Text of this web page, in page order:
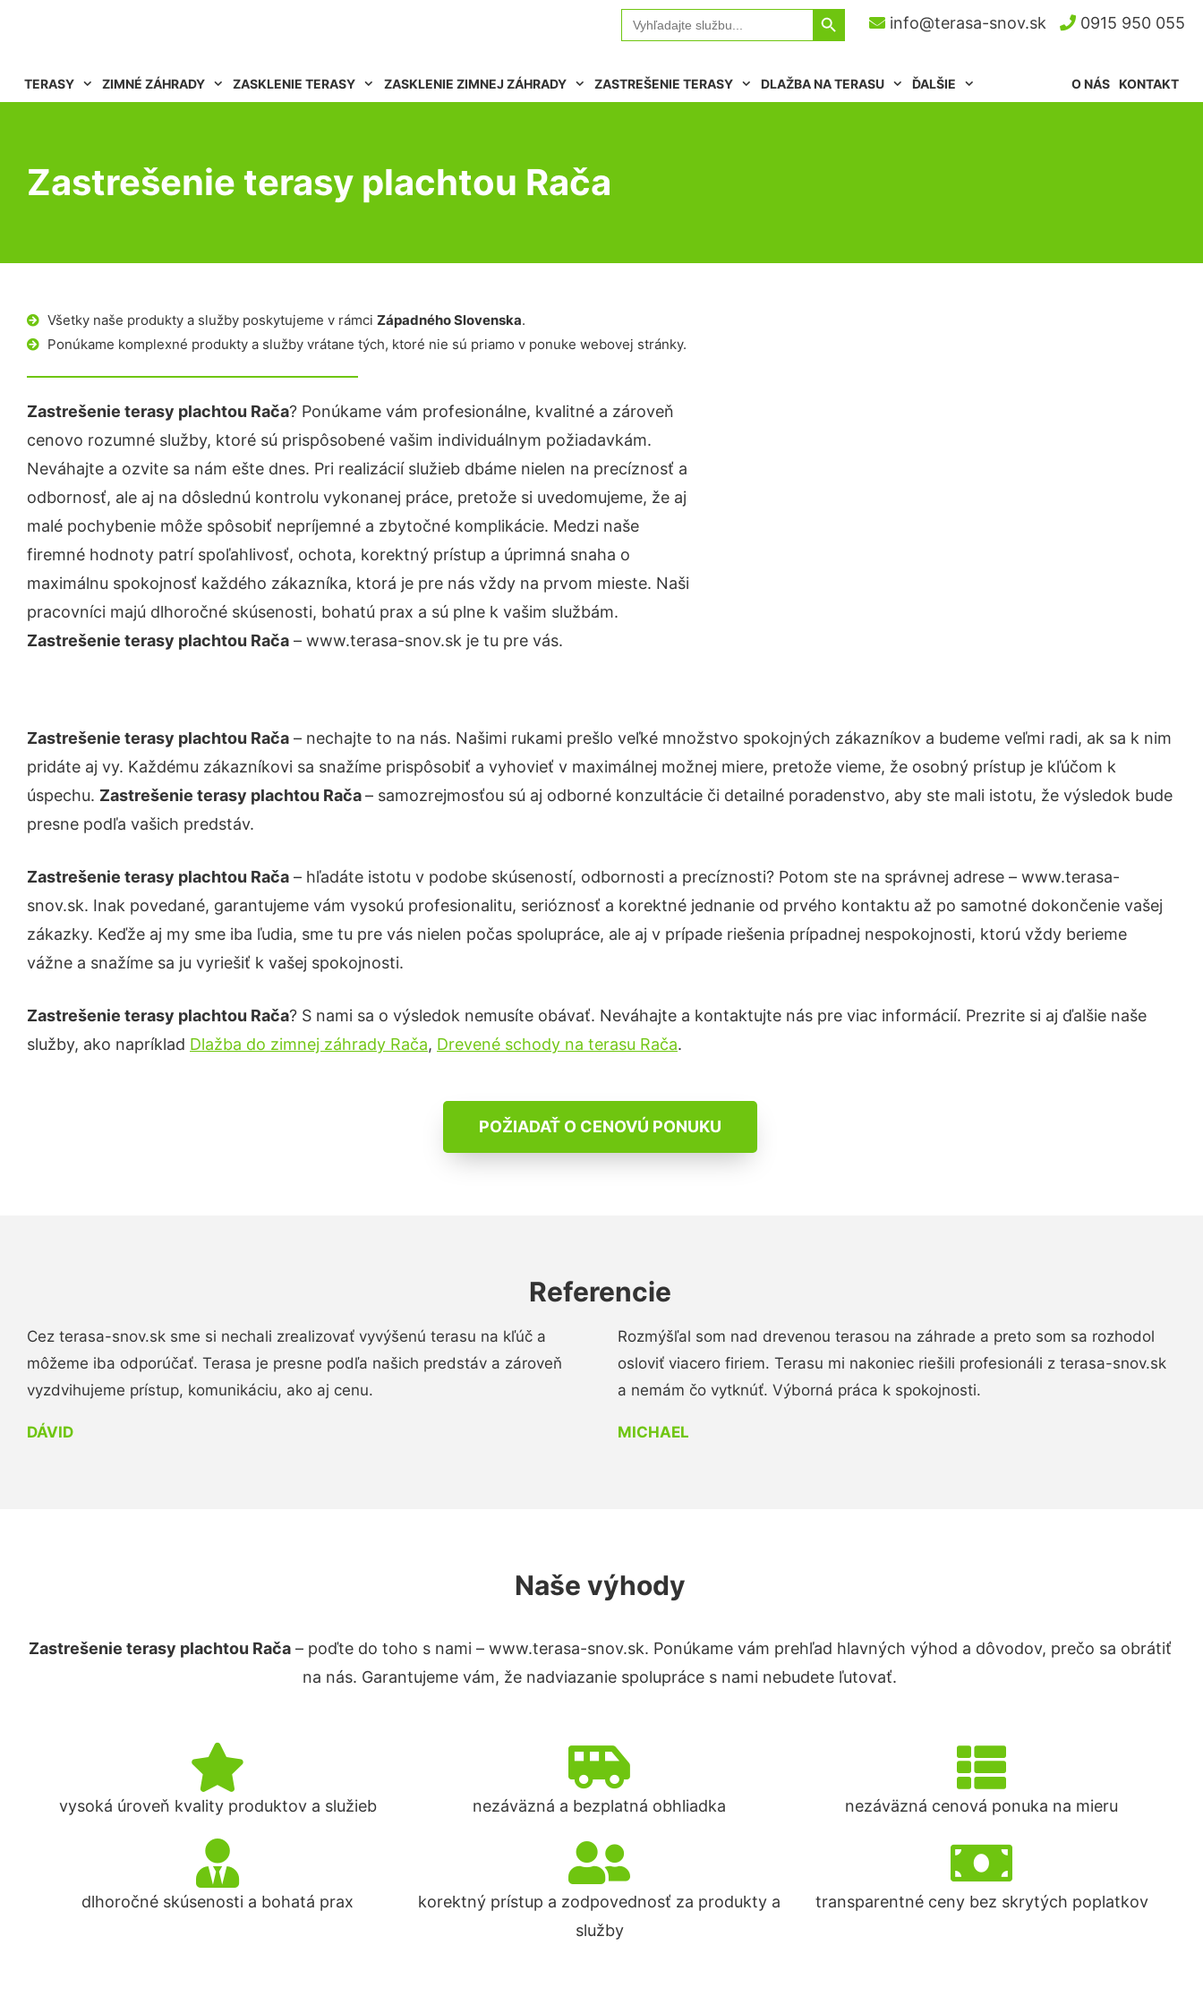
Search
for:
Search Button
info@terasa-snov.sk 0915 950 055
TERASY ZIMNÉ ZÁHRADY ZASKLENIE TERASY ZASKLENIE ZIMNEJ ZÁHRADY ZASTREŠENIE TERASY DLAŽBA NA TERASU ĎALŠIE KONTAKT
O NÁS
Zastrešenie terasy plachtou Rača
Všetky naše produkty a služby poskytujeme v rámci Západného Slovenska.
Ponúkame komplexné produkty a služby vrátane tých, ktoré nie sú priamo v ponuke webovej stránky.
Zastrešenie terasy plachtou Rača? Ponúkame vám profesionálne, kvalitné a zároveň
cenovo rozumné služby, ktoré sú prispôsobené vašim individuálnym požiadavkám.
Neváhajte a ozvite sa nám ešte dnes. Pri realizácií služieb dbáme nielen na precíznosť a
odbornosť, ale aj na dôslednú kontrolu vykonanej práce, pretože si uvedomujeme, že aj
malé pochybenie môže spôsobiť nepríjemné a zbytočné komplikácie. Medzi naše
firemné hodnoty patrí spoľahlivosť, ochota, korektný prístup a úprimná snaha o
maximálnu spokojnosť každého zákazníka, ktorá je pre nás vždy na prvom mieste. Naši
pracovníci majú dlhoročné skúsenosti, bohatú prax a sú plne k vašim službám.
Zastrešenie terasy plachtou Rača – www.terasa-snov.sk je tu pre vás.
Zastrešenie terasy plachtou Rača – nechajte to na nás. Našimi rukami prešlo veľké množstvo spokojných zákazníkov a budeme veľmi radi, ak sa k nim
pridáte aj vy. Každému zákazníkovi sa snažíme prispôsobiť a vyhovieť v maximálnej možnej miere, pretože vieme, že osobný prístup je kľúčom k
úspechu. Zastrešenie terasy plachtou Rača– samozrejmosťou sú aj odborné konzultácie či detailné poradenstvo, aby ste mali istotu, že výsledok bude
presne podľa vašich predstáv.
Zastrešenie terasy plachtou Rača – hľadáte istotu v podobe skúseností, odbornosti a precíznosti? Potom ste na správnej adrese – www.terasa-
snov.sk. Inak povedané, garantujeme vám vysokú profesionalitu, serióznosť a korektné jednanie od prvého kontaktu až po samotné dokončenie vašej
zákazky. Keďže aj my sme iba ľudia, sme tu pre vás nielen počas spolupráce, ale aj v prípade riešenia prípadnej nespokojnosti, ktorú vždy berieme
vážne a snažíme sa ju vyriešiť k vašej spokojnosti.
Zastrešenie terasy plachtou Rača? S nami sa o výsledok nemusíte obávať. Neváhajte a kontaktujte nás pre viac informácií. Prezrite si aj ďalšie naše
služby, ako napríklad Dlažba do zimnej záhrady Rača, Drevené schody na terasu Rača.
POŽIADAŤ O CENOVÚ PONUKU
Referencie
Cez terasa-snov.sk sme si nechali zrealizovať vyvýšenú terasu na kľúč a
môžeme iba odporúčať. Terasa je presne podľa našich predstáv a zároveň
vyzdvihujeme prístup, komunikáciu, ako aj cenu.
DÁVID
Rozmýšľal som nad drevenou terasou na záhrade a preto som sa rozhodol
osloviť viacero firiem. Terasu mi nakoniec riešili profesionáli z terasa-snov.sk
a nemám čo vytknúť. Výborná práca k spokojnosti.
MICHAEL
Naše výhody
Zastrešenie terasy plachtou Rača– poďte do toho s nami – www.terasa-snov.sk. Ponúkame vám prehľad hlavných výhod a dôvodov, prečo sa obrátiť
na nás. Garantujeme vám, že nadviazanie spolupráce s nami nebudete ľutovať.
vysoká úroveň kvality produktov a služieb nezáväzná a bezplatná obhliadka nezáväzná cenová ponuka na mieru
dlhoročné skúsenosti a bohatá prax
korektný prístup a zodpovednosť za produkty a
služby
transparentné ceny bez skrytých poplatkov